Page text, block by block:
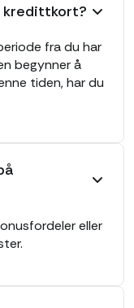
kredittkort?
fra du har
begynner å
tiden, har du
eller